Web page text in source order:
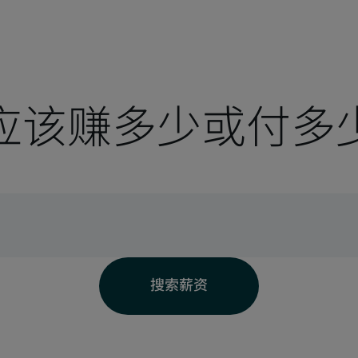
该赚多少或付多